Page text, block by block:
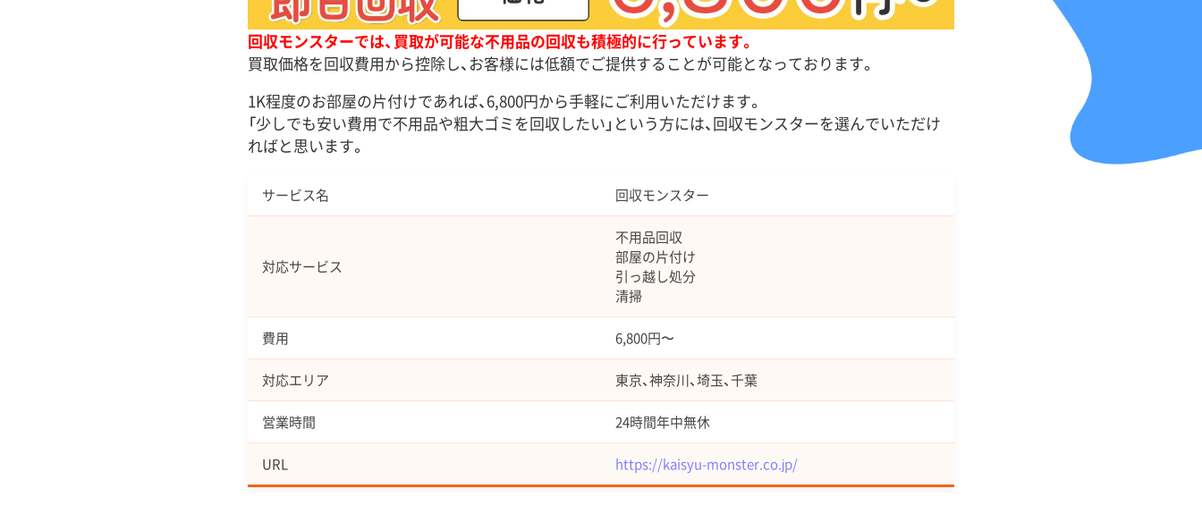
回収モンスターでは、買取が可能な不用品の回収も積極的に行っています。
買取価格を回収費用から控除し、お客様には低額でご提供することが可能となっております。
1K程度のお部屋の片付けであれば、6,800円から手軽にご利用いただけます。
「少しでも安い費用で不用品や粗大ゴミを回収したい」という方には、回収モンスターを選んでいただけ
ればと思います。
サービス名 回収モンスター
対応サービス
不用品回収
部屋の片付け
引っ越し処分
清掃
費用 6,800円〜
対応エリア 東京、神奈川、埼玉、千葉
営業時間 24時間年中無休
URL https://kaisyu-monster.co.jp/